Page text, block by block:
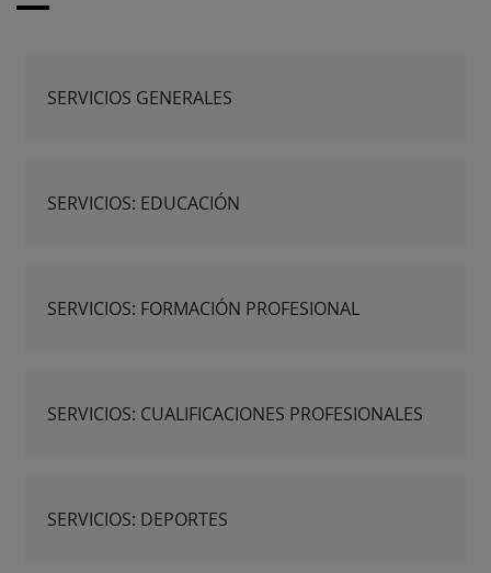
SERVICIOS GENERALES
SERVICIOS: EDUCACIÓN
SERVICIOS: FORMACIÓN PROFESIONAL
SERVICIOS: CUALIFICACIONES PROFESIONALES
SERVICIOS: DEPORTES